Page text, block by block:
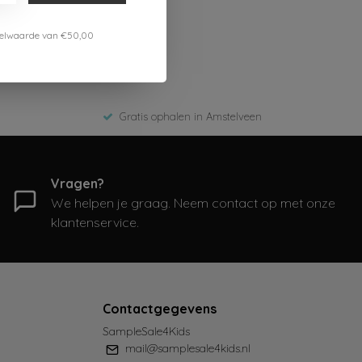
Gratis ophalen in Amstelveen
Vragen?
We helpen je graag. Neem contact op met onze
klantenservice.
Contactgegevens
SampleSale4Kids
mail@samplesale4kids.nl
van €50,00